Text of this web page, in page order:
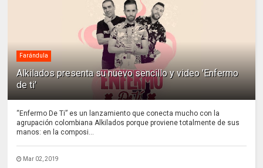
Farándula
Alkilados presenta su nuevo sencillo y video 'Enfermo
de ti'
“Enfermo De Ti” es un lanzamiento que conecta mucho con la
agrupación colombiana Alkilados porque proviene totalmente de sus
manos: en la composi...
Mar 02, 2019